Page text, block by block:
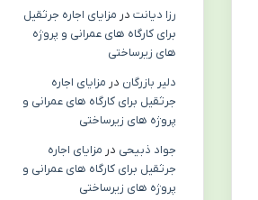
رزا دیانتدر مزایای اجاره جرثقیل
برای کارگاه های عمرانی و پروژه
های زیرساختی
دلیر بازرگان در مزایای اجاره
جرثقیل برای کارگاه های عمرانی و
پروژه های زیرساختی
جواد ذبیحی در مزایای اجاره
جرثقیل برای کارگاه های عمرانی و
پروژه های زیرساختی